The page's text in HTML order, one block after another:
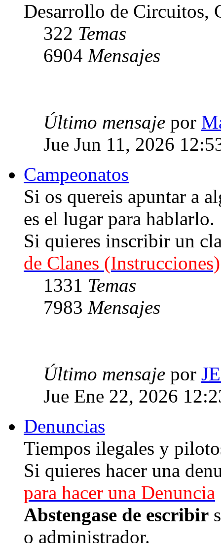
Desarrollo de Circuitos,
322 Temas
6904 Mensajes
Último mensaje por
Jue Jun 11, 2026
Campeonatos
Si os quereis apuntar a
es el lugar para hablarlo.
Si quieres inscribir un
de Clanes (Instrucciones)
1331 Temas
7983 Mensajes
Último mensaje por
Jue Ene 22, 2026
Denuncias
Tiempos ilegales y
Si quieres hacer una
para hacer una Denuncia
Abstengase de escribir
o administrador.